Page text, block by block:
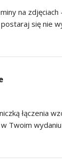
na zdjęciach
się nie
łączenia
Twoim